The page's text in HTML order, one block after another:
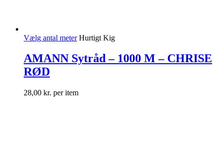
Vælg antal meter Hurtigt Kig
AMANN Sytråd – 1000 M – CHRISE
RØD
28,00 kr. per item